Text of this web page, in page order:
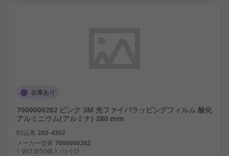
在庫あり
7000000282 ピンク 3M 光ファイバラッピングフィルム 酸化
アルミニウム(アルミナ) 280 mm
RS品番 202-4362
メーカー型番 7000000282
1 袋(1袋50個入り) 小計：